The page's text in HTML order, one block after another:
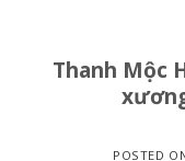
Thanh Mộc
POSTED